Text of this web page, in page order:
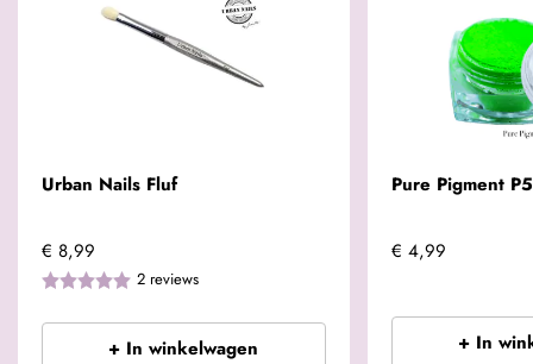
Urban Nails Fluf
€ 8,99
2 reviews
+ In winkelwagen
Pure Pigment
€ 4,99
+ In